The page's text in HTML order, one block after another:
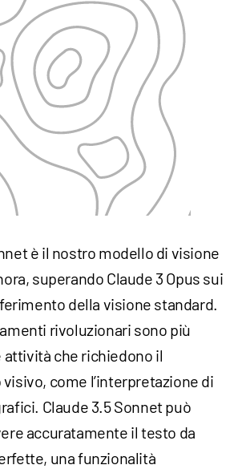
è il nostro modello di visione
superando Claude 3 Opus sui
della visione standard.
rivoluzionari sono più
attività che richiedono il
come l’interpretazione di
Claude 3.5 Sonnet può
accuratamente il testo da
una funzionalità